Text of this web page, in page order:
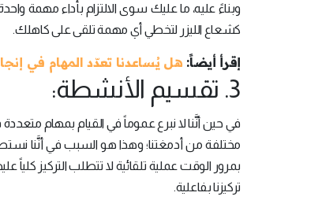
وبناءً عليه، ما عليك سوى الالتزام بأداء مهمة
كشعاع الليزر لتخطي أي مهمة تلقى على كاهلك.
إقرأ أيضاً:هل يُساعدنا تعدّد المهام في
3. تقسيم الأنشطة:
في حين أنَّنا لا نبرع عموماً في القيام بمهام
مختلفة من أدمغتنا؛ وهذا هو السبب في أنَّنا
بمرور الوقت عملية تلقائية لا تتطلب التركيز كلياً
تركيزنا بفاعلية.